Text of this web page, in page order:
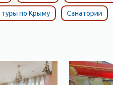
по Крыму Санатории